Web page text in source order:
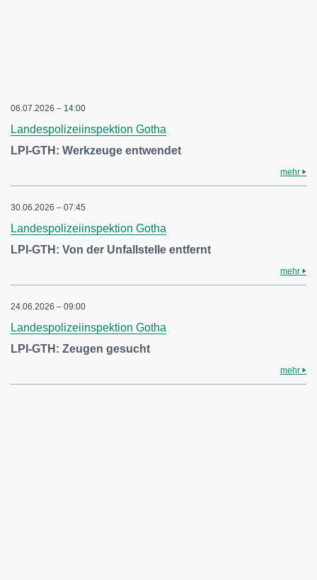
06.07.2026 – 14:00
Landespolizeiinspektion Gotha
LPI-GTH: Werkzeuge entwendet
mehr
30.06.2026 – 07:45
Landespolizeiinspektion Gotha
LPI-GTH: Von der Unfallstelle entfernt
mehr
24.06.2026 – 09:00
Landespolizeiinspektion Gotha
LPI-GTH: Zeugen gesucht
mehr